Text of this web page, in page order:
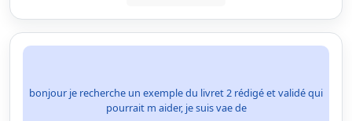
bonjour je recherche un exemple du livret 2 rédigé et validé qui
pourrait m aider, je suis vae de